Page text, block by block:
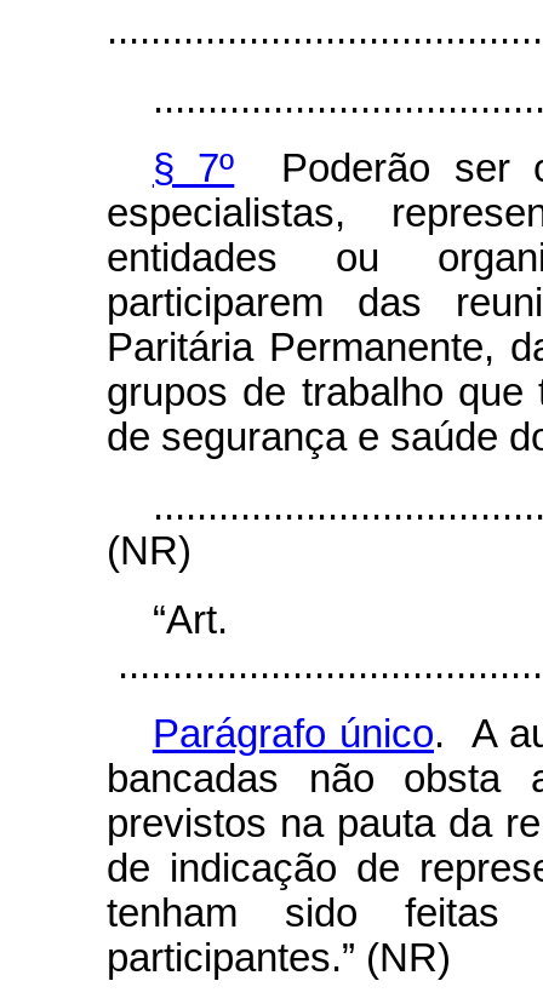
§ 7º Poderão ser
especialistas,
entidades ou
participarem das
Paritária Permanente,
grupos de trabalho
de segurança e saúde
(NR)
Parágrafo único. A
bancadas não obsta
previstos na pauta da
de indicação de
tenham sido feitas
participantes.” (NR)